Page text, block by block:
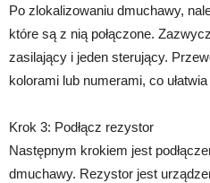
Po zlokalizowaniu dmuchawy,
które są z nią połączone.
zasilający i jeden sterujący.
kolorami lub numerami, co
Krok 3: Podłącz rezystor
Następnym krokiem jest
dmuchawy. Rezystor jest